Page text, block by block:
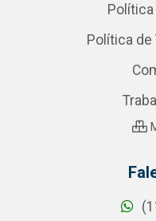
Política de